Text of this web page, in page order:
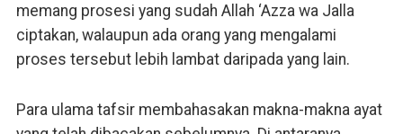
memang prosesi yang sudah Allah ‘Azza wa Jalla
ciptakan, walaupun ada orang yang mengalami
proses tersebut lebih lambat daripada yang lain.
Para ulama tafsir membahasakan makna-makna ayat